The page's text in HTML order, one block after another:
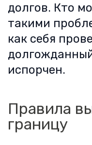
долгов. Кто
такими
как себя
испорчен.
Правила
границу